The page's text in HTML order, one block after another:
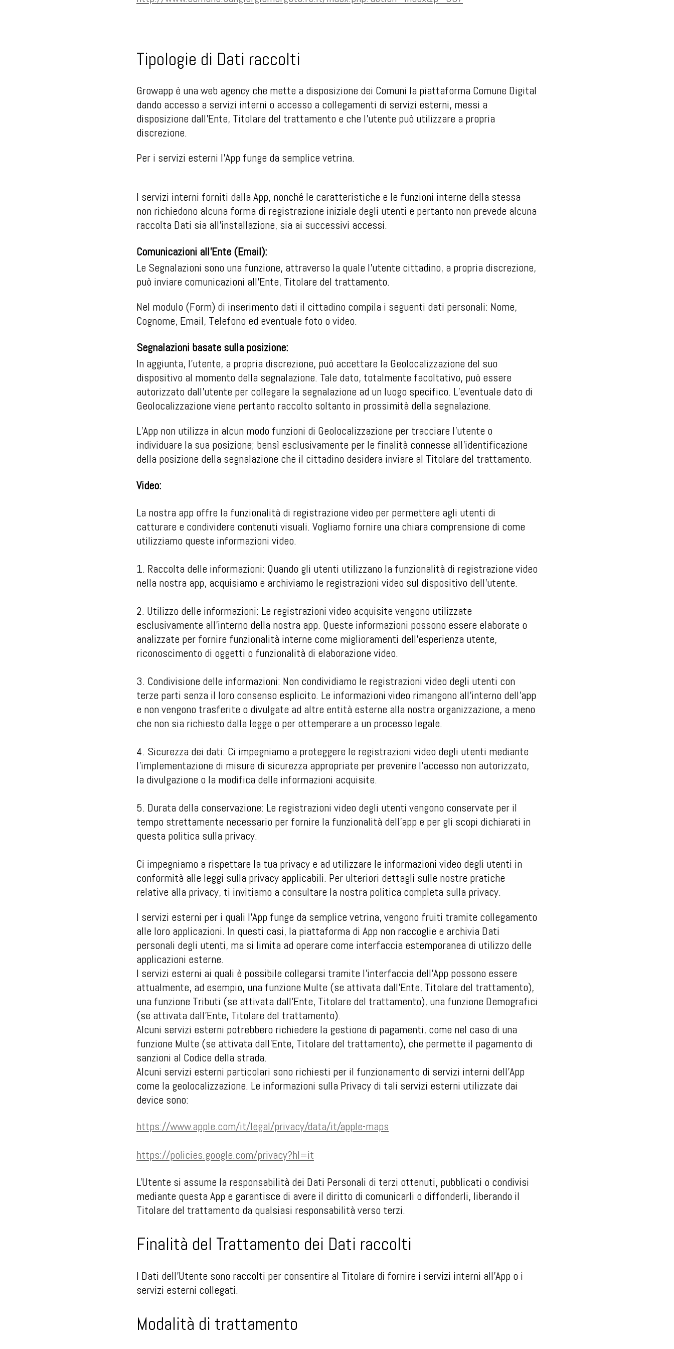
Tipologie di Dati raccolti
Growapp è una web agency che mette a disposizione dei Comuni la piattaforma Comune Digital
dando accesso a servizi interni o accesso a collegamenti di servizi esterni, messi a
disposizione dall’Ente, Titolare del trattamento e che l’utente può utilizzare a propria
discrezione.
Per i servizi esterni l’App funge da semplice vetrina.
I servizi interni forniti dalla App, nonché le caratteristiche e le funzioni interne della stessa
non richiedono alcuna forma di registrazione iniziale degli utenti e pertanto non prevede alcuna
raccolta Dati sia all’installazione, sia ai successivi accessi.
Comunicazioni all’Ente (Email):
Le Segnalazioni sono una funzione, attraverso la quale l’utente cittadino, a propria discrezione,
può inviare comunicazioni all’Ente, Titolare del trattamento.
Nel modulo (Form) di inserimento dati il cittadino compila i seguenti dati personali: Nome,
Cognome, Email, Telefono ed eventuale foto o video.
Segnalazioni basate sulla posizione:
In aggiunta, l’utente, a propria discrezione, può accettare la Geolocalizzazione del suo
dispositivo al momento della segnalazione. Tale dato, totalmente facoltativo, può essere
autorizzato dall’utente per collegare la segnalazione ad un luogo specifico. L’eventuale dato di
Geolocalizzazione viene pertanto raccolto soltanto in prossimità della segnalazione.
L’App non utilizza in alcun modo funzioni di Geolocalizzazione per tracciare l’utente o
individuare la sua posizione; bensì esclusivamente per le finalità connesse all’identificazione
della posizione della segnalazione che il cittadino desidera inviare al Titolare del trattamento.
Video:
La nostra app offre la funzionalità di registrazione video per permettere agli utenti di
catturare e condividere contenuti visuali. Vogliamo fornire una chiara comprensione di come
utilizziamo queste informazioni video.
1. Raccolta delle informazioni: Quando gli utenti utilizzano la funzionalità di registrazione video
nella nostra app, acquisiamo e archiviamo le registrazioni video sul dispositivo dell'utente.
2. Utilizzo delle informazioni: Le registrazioni video acquisite vengono utilizzate
esclusivamente all'interno della nostra app. Queste informazioni possono essere elaborate o
analizzate per fornire funzionalità interne come miglioramenti dell'esperienza utente,
riconoscimento di oggetti o funzionalità di elaborazione video.
3. Condivisione delle informazioni: Non condividiamo le registrazioni video degli utenti con
terze parti senza il loro consenso esplicito. Le informazioni video rimangono all'interno dell'app
e non vengono trasferite o divulgate ad altre entità esterne alla nostra organizzazione, a meno
che non sia richiesto dalla legge o per ottemperare a un processo legale.
4. Sicurezza dei dati: Ci impegniamo a proteggere le registrazioni video degli utenti mediante
l'implementazione di misure di sicurezza appropriate per prevenire l'accesso non autorizzato,
la divulgazione o la modifica delle informazioni acquisite.
5. Durata della conservazione: Le registrazioni video degli utenti vengono conservate per il
tempo strettamente necessario per fornire la funzionalità dell'app e per gli scopi dichiarati in
questa politica sulla privacy.
Ci impegniamo a rispettare la tua privacy e ad utilizzare le informazioni video degli utenti in
conformità alle leggi sulla privacy applicabili. Per ulteriori dettagli sulle nostre pratiche
relative alla privacy, ti invitiamo a consultare la nostra politica completa sulla privacy.
I servizi esterni per i quali l’App funge da semplice vetrina, vengono fruiti tramite collegamento
alle loro applicazioni. In questi casi, la piattaforma di App non raccoglie e archivia Dati
personali degli utenti, ma si limita ad operare come interfaccia estemporanea di utilizzo delle
applicazioni esterne.
I servizi esterni ai quali è possibile collegarsi tramite l’interfaccia dell’App possono essere
attualmente, ad esempio, una funzione Multe (se attivata dall’Ente, Titolare del trattamento),
una funzione Tributi (se attivata dall’Ente, Titolare del trattamento), una funzione Demografici
(se attivata dall’Ente, Titolare del trattamento).
Alcuni servizi esterni potrebbero richiedere la gestione di pagamenti, come nel caso di una
funzione Multe (se attivata dall’Ente, Titolare del trattamento), che permette il pagamento di
sanzioni al Codice della strada.
Alcuni servizi esterni particolari sono richiesti per il funzionamento di servizi interni dell’App
come la geolocalizzazione. Le informazioni sulla Privacy di tali servizi esterni utilizzate dai
device sono:
https://www.apple.com/it/legal/privacy/data/it/apple-maps
https://policies.google.com/privacy?hl=it
L'Utente si assume la responsabilità dei Dati Personali di terzi ottenuti, pubblicati o condivisi
mediante questa App e garantisce di avere il diritto di comunicarli o diffonderli, liberando il
Titolare del trattamento da qualsiasi responsabilità verso terzi.
Finalità del Trattamento dei Dati raccolti
I Dati dell’Utente sono raccolti per consentire al Titolare di fornire i servizi interni all’App o i
servizi esterni collegati.
Modalità di trattamento